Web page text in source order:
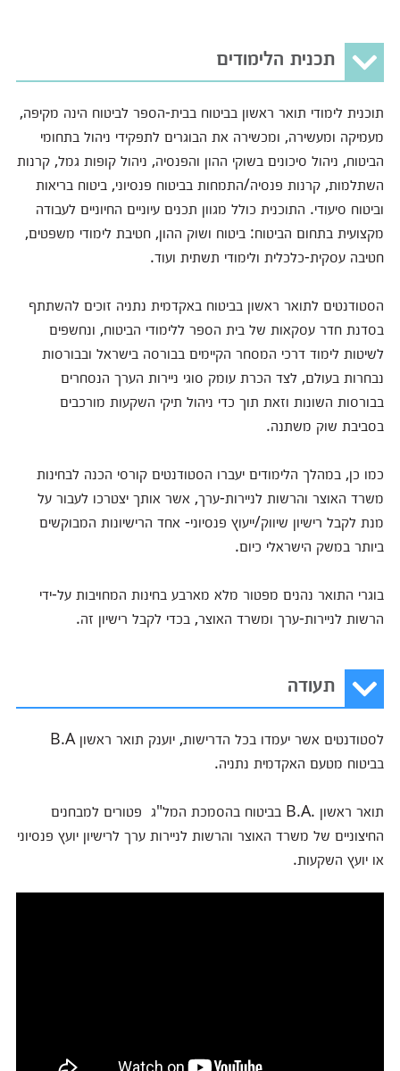
תכנית הלימודים
תוכנית לימודי תואר ראשון בביטוח בבית-הספר לביטוח הינה מקיפה,
מעמיקה ומעשירה, ומכשירה את הבוגרים לתפקידי ניהול בתחומי
הביטוח, ניהול סיכונים בשוקי ההון והפנסיה, ניהול קופות גמל, קרנות
השתלמות, קרנות פנסיה/התמחות בביטוח פנסיוני, ביטוח בריאות
וביטוח סיעודי. התוכנית כולל מגוון תכנים עיוניים החיוניים לעבודה
מקצועית בתחום הביטוח: ביטוח ושוק ההון, חטיבת לימודי משפטים,
חטיבה עסקית-כלכלית ולימודי תשתית ועוד.
הסטודנטים לתואר ראשון בביטוח באקדמית נתניה זוכים להשתתף
בסדנת חדר עסקאות של בית הספר ללימודי הביטוח, ונחשפים
לשיטות לימוד דרכי המסחר הקיימים בבורסה בישראל ובבורסות
נבחרות בעולם, לצד הכרת עומק סוגי ניירות הערך הנסחרים
בבורסות השונות וזאת תוך כדי ניהול תיקי השקעות מורכבים
בסביבת שוק משתנה.
כמו כן, במהלך הלימודים יעברו הסטודנטים קורסי הכנה לבחינות
משרד האוצר והרשות לניירות-ערך, אשר אותך יצטרכו לעבור על
מנת לקבל רישיון שיווק/ייעוץ פנסיוני- אחד הרישיונות המבוקשים
ביותר במשק הישראלי כיום.
בוגרי התואר נהנים מפטור מלא מארבע בחינות המחויבות על-ידי
הרשות לניירות-ערך ומשרד האוצר, בכדי לקבל רישיון זה.
תעודה
לסטודנטים אשר יעמדו בכל הדרישות, יוענק תואר ראשון B.A
בביטוח מטעם האקדמית נתניה.
תואר ראשון B.A. בביטוח בהסמכת המל"ג פטורים למבחנים
החיצוניים של משרד האוצר והרשות לניירות ערך לרישיון יועץ פנסיוני
או יועץ השקעות.